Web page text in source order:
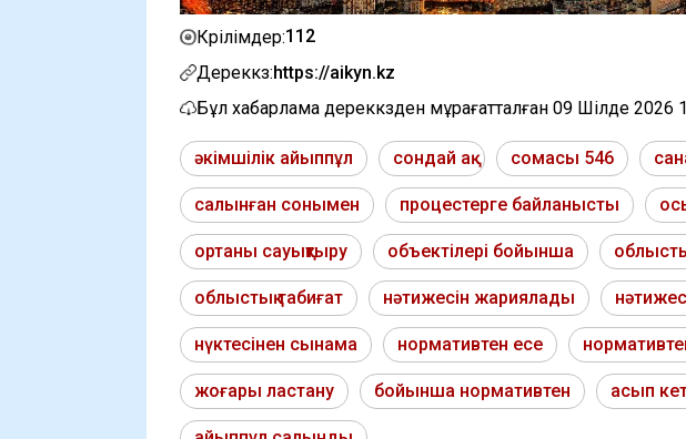
Көрілімдер:112
Дереккөз:https://aikyn.kz
Бұл хабарлама дереккөзден мұрағатталған 09 Шілде 2026
әкімшілік айыппұл сондай ақ сомасы 546
салынған сонымен процестерге байланысты
ортаны сауықтыру объектілері бойынша
облыстық табиғат нәтижесін жариялады
нүктесінен сынама нормативтен есе
жоғары ластану бойынша нормативтен асып